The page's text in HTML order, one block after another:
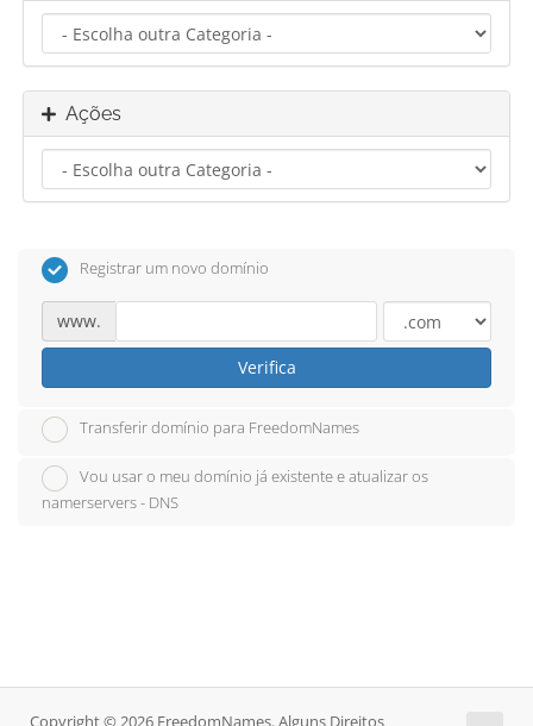
Ações
Registrar um novo domínio
www.
Verifica
Transferir domínio para FreedomNames
Vou usar o meu domínio já existente e atualizar os
namerservers - DNS
Copyright © 2026 FreedomNames. Alguns Direitos